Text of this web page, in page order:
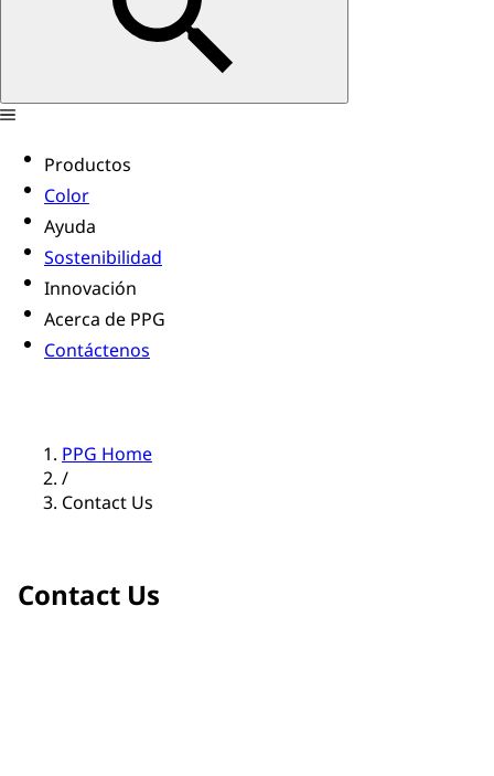
Productos
Color
Ayuda
Sostenibilidad
Innovación
Acerca de PPG
Contáctenos
PPG Home
/
Contact Us
Contact Us